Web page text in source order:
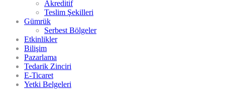
Akreditif
Teslim Şekilleri
Gümrük
Serbest Bölgeler
Etkinlikler
Bilişim
Pazarlama
Tedarik Zinciri
E-Ticaret
Yetki Belgeleri